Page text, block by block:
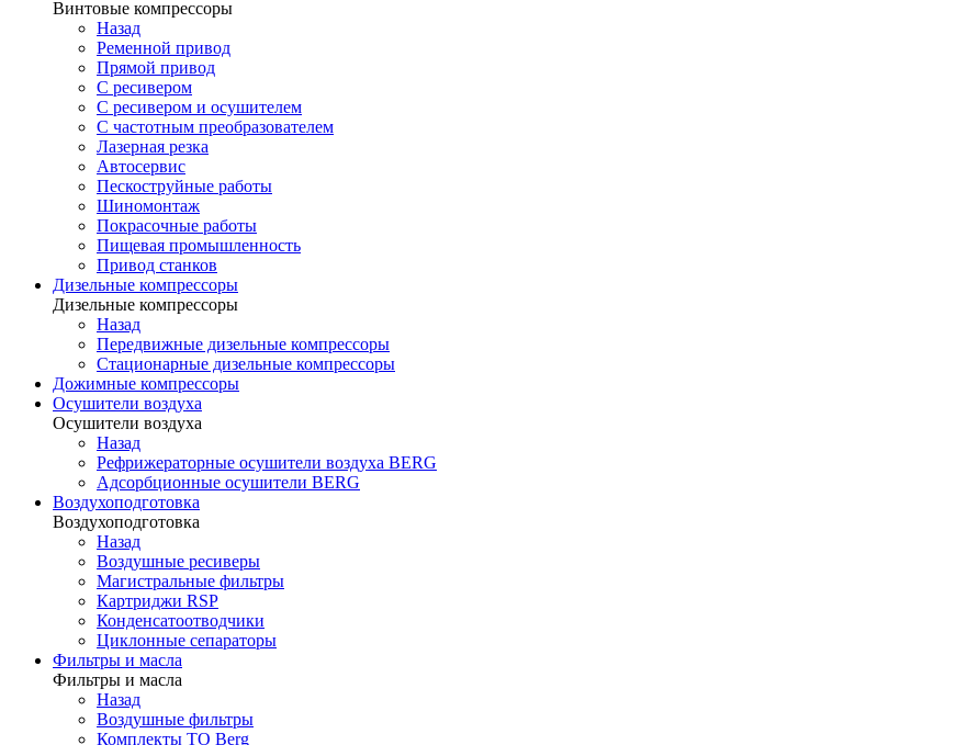
Винтовые компрессоры
Назад
Ременной привод
Прямой привод
С ресивером
С ресивером и осушителем
С частотным преобразователем
Лазерная резка
Автосервис
Пескоструйные работы
Шиномонтаж
Покрасочные работы
Пищевая промышленность
Привод станков
Дизельные компрессоры
Дизельные компрессоры
Назад
Передвижные дизельные компрессоры
Стационарные дизельные компрессоры
Дожимные компрессоры
Осушители воздуха
Осушители воздуха
Назад
Рефрижераторные осушители воздуха BERG
Адсорбционные осушители BERG
Воздухоподготовка
Воздухоподготовка
Назад
Воздушные ресиверы
Магистральные фильтры
Картриджи RSP
Конденсатоотводчики
Циклонные сепараторы
Фильтры и масла
Фильтры и масла
Назад
Воздушные фильтры
Комплекты ТО Berg